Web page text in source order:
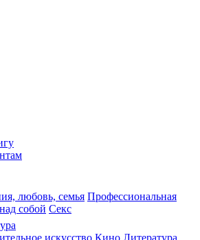
любовь, семья Профессиональная
собой Секс
искусство Кино Литература